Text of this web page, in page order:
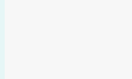
Đông Anh 2026: Từ
Trong bối cảnh Quy